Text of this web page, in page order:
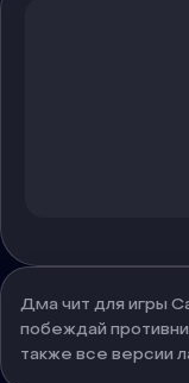
Дма чит для игры
побеждай
также все версии